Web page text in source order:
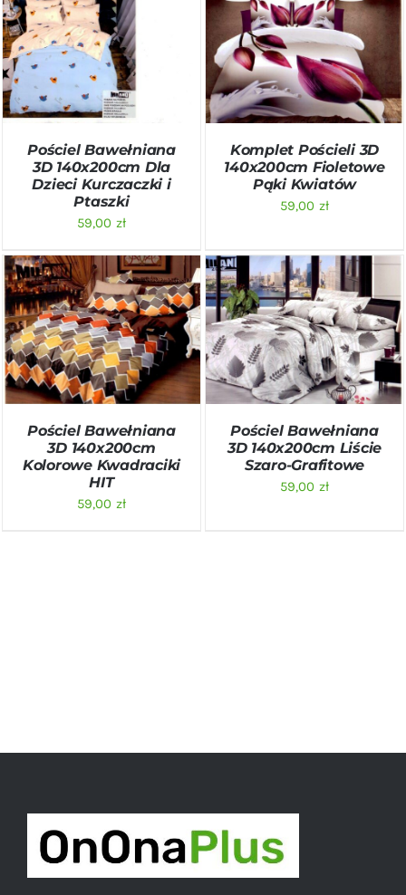
DODAJ DO KOSZYKA
SZCZEGÓŁY
Pościel Bawełniana
3D 140x200cm Dla
Dzieci Kurczaczki i
Ptaszki
59,00 zł
DODAJ DO KOSZYKA
/
SZCZEGÓŁY
Komplet Pościeli 3D
140x200cm Fioletowe
Pąki Kwiatów
59,00 zł
DODAJ DO KOSZYKA
/
SZCZEGÓŁY
Pościel Bawełniana
3D 140x200cm
Kolorowe Kwadraciki
HIT
59,00 zł
DODAJ DO KOSZYKA
/
SZCZEGÓŁY
Pościel Bawełniana
3D 140x200cm Liście
Szaro-Grafitowe
59,00 zł